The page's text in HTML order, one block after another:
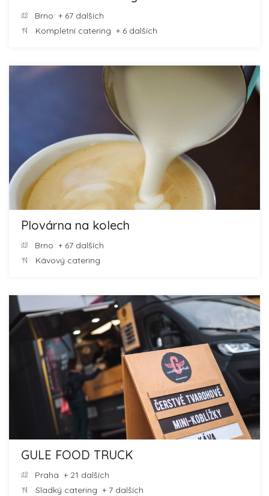
Brno + 67 dalších
Kompletní catering + 6 dalších
Plovárna na kolech
Brno + 67 dalších
Kávový catering
GULE FOOD TRUCK
Praha + 21 dalších
Sladký catering + 7 dalších